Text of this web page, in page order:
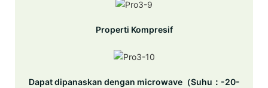
Properti Kompresif
Dapat dipanaskan dengan microwave（Suhu：-20-